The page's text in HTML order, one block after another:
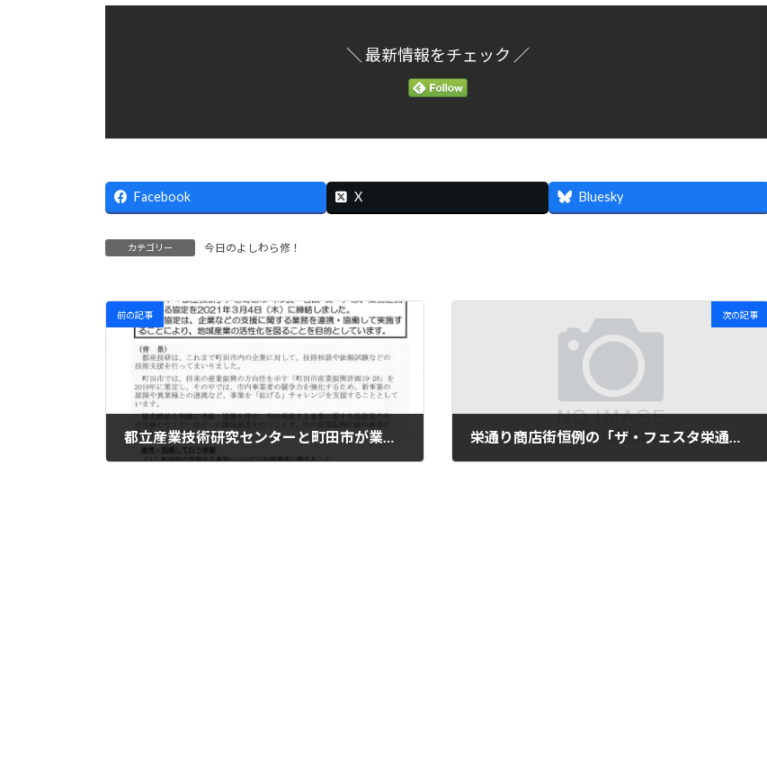
＼ 最新情報をチェック ／
Facebook X Bluesky
カテゴリー 今日のよしわら修！
前の記事
都立産業技術研究センターと町田市が業務連携の協定を締結いたしました。
次の記事
栄通り商店街恒例の「ザ・フェスタ栄通り」